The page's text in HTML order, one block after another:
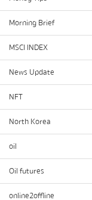
Morning Brief
MSCI INDEX
News Update
NFT
North Korea
oil
Oil futures
online2offline